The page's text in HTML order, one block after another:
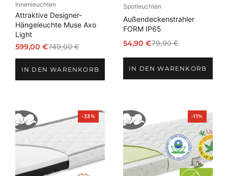
Innenleuchten
Attraktive Designer-
Hängeleuchte Muse Axo
Light
749,00€
Ursprünglicher
war:
599,00€
Aktueller
ist:IN DEN WARENKORB
Spotleuchten
Außendeckenstrahler
FORM IP65
79,90€
Ursprünglicher
Preis
war:
79,90 €
54,90 €
Aktueller
Preis
ist:
54,90 €.
IN DEN WARENKORB
-33%Produkt
im
-11%Produkt
im
Angebot